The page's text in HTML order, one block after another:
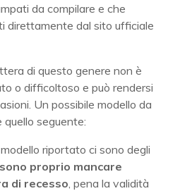
da compilare e che
direttamente dal sito ufficiale
di questo genere non è
o difficoltoso e può rendersi
Un possibile modello da
seguente:
riportato ci sono degli
proprio mancare
di recesso , pena la validità